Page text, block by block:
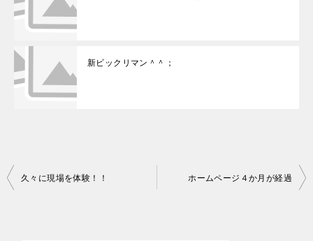
新ビックリマン＾＾；
久々に現場を体験！！ ホームページ４か月が経過